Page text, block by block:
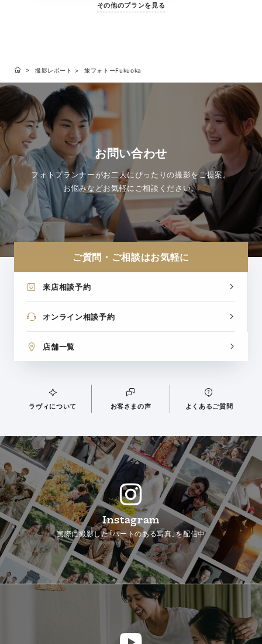
その他のプランを見る
撮影レポート 旅フォトーFukuoka
お問い合わせ
フォトプランナーがお二人にぴったりの撮影をご提案。
お悩みなどお気軽にご相談ください。
ご質問・ご相談はお気軽に
来店相談予約
オンライン相談予約
店舗一覧
ラヴィについて お客さまの声 よくあるご質問
Instagram
実際に撮影した「ハートのある写真」を配信中